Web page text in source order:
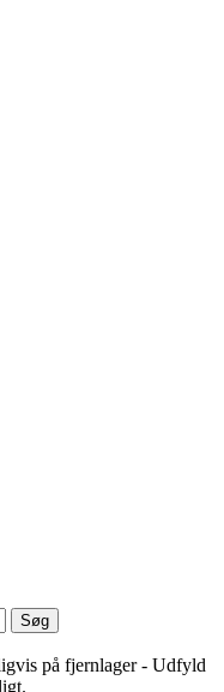
Søg
på fjernlager - Udfyld